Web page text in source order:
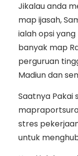
Jikalau anda
map ijasah,
ialah opsi
banyak map
perguruan
Madiun dan
Saatnya
stres
untuk